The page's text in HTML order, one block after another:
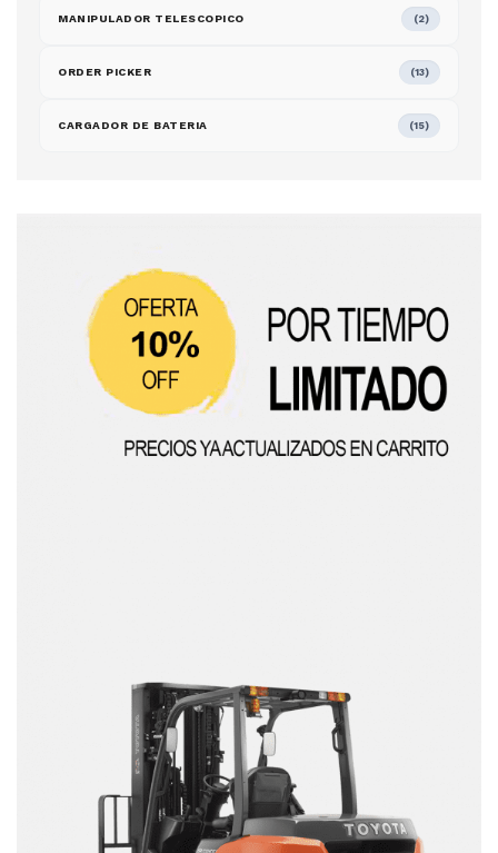
MANIPULADOR TELESCOPICO (2)
ORDER PICKER (13)
CARGADOR DE BATERIA (15)